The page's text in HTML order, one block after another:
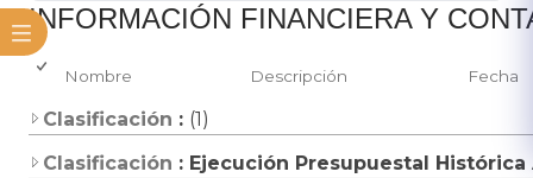
​INFORMACIÓN FINANCIERA Y
Nombre Descripción Fecha
Clasificación : (1)
Clasificación : Ejecución Presupuestal